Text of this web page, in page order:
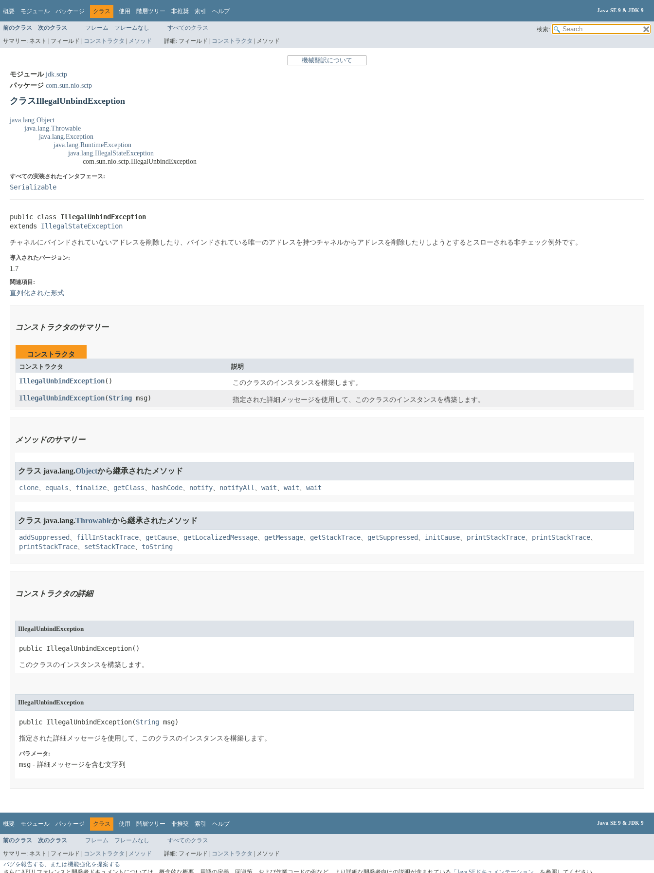
概要 モジュール パッケージ クラス 使用 階層ツリー 非推奨 索引 ヘルプ Java SE 9 & JDK 9
前のクラス 次のクラス フレーム フレームなし すべてのクラス
検索:
サマリー: ネスト | フィールド | コンストラクタ | メソッド 詳細: フィールド | コンストラクタ | メソッド
機械翻訳について
モジュール jdk.sctp
パッケージ com.sun.nio.sctp
クラスIllegalUnbindException
java.lang.Object
java.lang.Throwable
java.lang.Exception
java.lang.RuntimeException
java.lang.IllegalStateException
com.sun.nio.sctp.IllegalUnbindException
すべての実装されたインタフェース:
Serializable
public class IllegalUnbindException
extends IllegalStateException
チャネルにバインドされていないアドレスを削除したり、バインドされている唯一のアドレスを持つチャネルからアドレスを削除したりしようとするとスローされる非チェック例外です。
導入されたバージョン:
1.7
関連項目:
直列化された形式
コンストラクタのサマリー
コンストラクタ
コンストラクタ
説明
IllegalUnbindException​() このクラスのインスタンスを構築します。
IllegalUnbindException​(String msg) 指定された詳細メッセージを使用して、このクラスのインスタンスを構築します。
メソッドのサマリー
クラス java.lang.Objectから継承されたメソッド
clone equals finalize getClass hashCode notify notifyAll wait wait wait
クラス java.lang.Throwableから継承されたメソッド
addSuppressed fillInStackTrace getCause getLocalizedMessage getMessage getStackTrace getSuppressed initCause printStackTrace printStackTrace
printStackTrace
setStackTrace toString
コンストラクタの詳細
IllegalUnbindException
public IllegalUnbindException​()
このクラスのインスタンスを構築します。
IllegalUnbindException
public IllegalUnbindException​(String msg)
指定された詳細メッセージを使用して、このクラスのインスタンスを構築します。
パラメータ:
msg - 詳細メッセージを含む文字列
概要 モジュール パッケージ クラス 使用 階層ツリー 非推奨 索引 ヘルプ Java SE 9 & JDK 9
前のクラス 次のクラス フレーム フレームなし
すべてのクラス
サマリー: ネスト | フィールド | コンストラクタ | メソッド 詳細: フィールド | コンストラクタ | メソッド
バグを報告する、または機能強化を提案する